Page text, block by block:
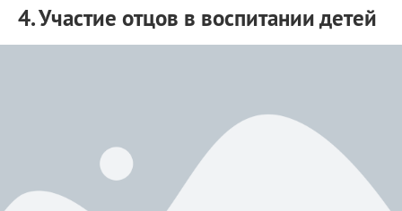
4. Участие отцов в воспитании детей